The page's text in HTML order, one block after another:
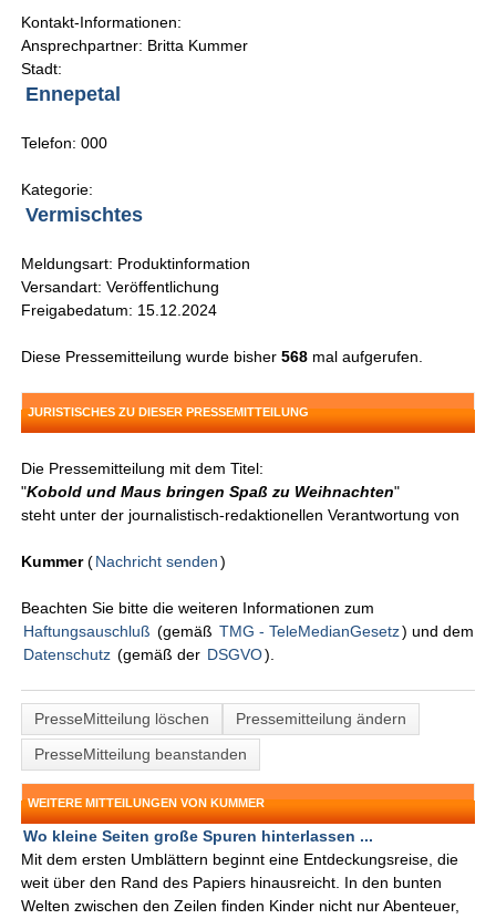
Kontakt-Informationen:
Ansprechpartner: Britta Kummer
Stadt:
Ennepetal
Telefon: 000
Kategorie:
Vermischtes
Meldungsart: Produktinformation
Versandart: Veröffentlichung
Freigabedatum: 15.12.2024
Diese Pressemitteilung wurde bisher568 mal aufgerufen.
JURISTISCHES ZU DIESER PRESSEMITTEILUNG
Die Pressemitteilung mit dem Titel:
"Kobold und Maus bringen Spaß zu Weihnachten"
steht unter der journalistisch-redaktionellen Verantwortung von
Kummer(Nachricht senden )
Beachten Sie bitte die weiteren Informationen zum
Haftungsauschluß (gemäß TMG - TeleMedianGesetz) und dem
Datenschutz (gemäß der DSGVO).
PresseMitteilung löschen
Pressemitteilung ändern
PresseMitteilung beanstanden
WEITERE MITTEILUNGEN VON KUMMER
Wo kleine Seiten große Spuren hinterlassen ...
Mit dem ersten Umblättern beginnt eine Entdeckungsreise, die
weit über den Rand des Papiers hinausreicht. In den bunten
Welten zwischen den Zeilen finden Kinder nicht nur Abenteuer,